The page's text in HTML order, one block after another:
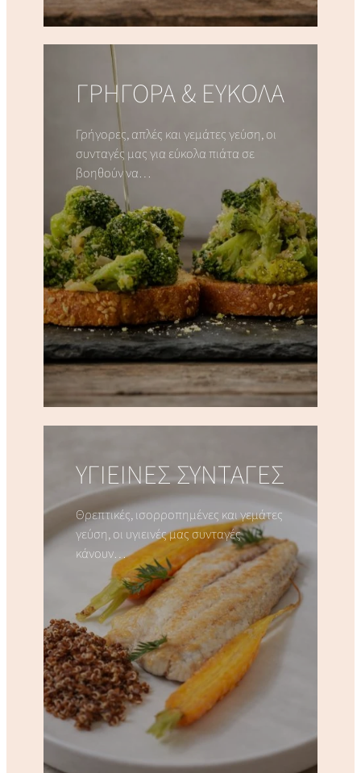
ΓΡΗΓΟΡΑ & ΕΥΚΟΛΑ
Γρήγορες, απλές και γεμάτες γεύση, οι
συνταγές μας για εύκολα πιάτα σε
βοηθούν να…
ΥΓΙΕΙΝΕΣ ΣΥΝΤΑΓΕΣ
Θρεπτικές, ισορροπημένες και γεμάτες
γεύση, οι υγιεινές μας συνταγές
κάνουν…